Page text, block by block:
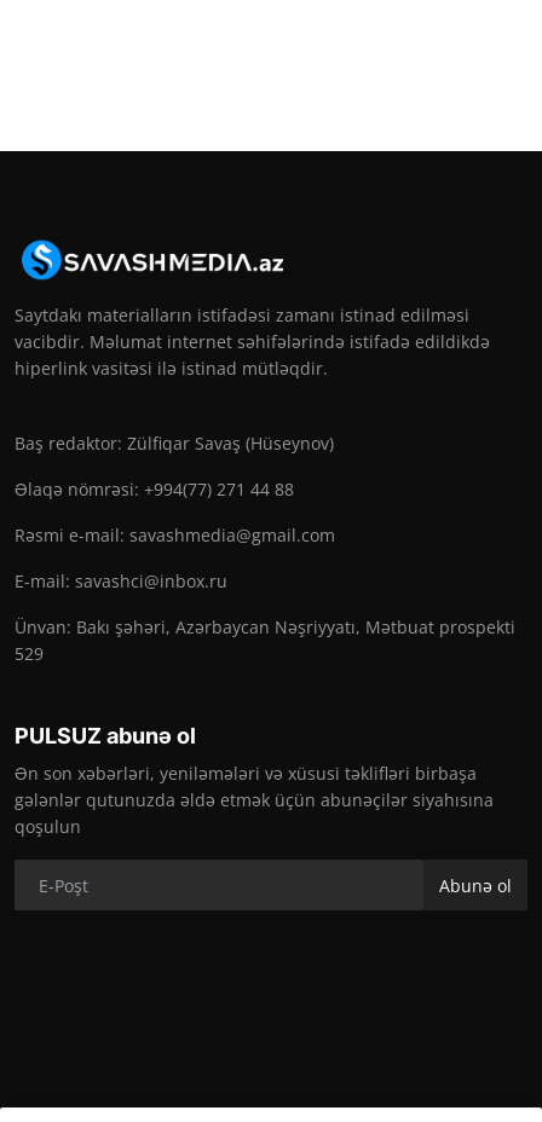
Saytdakı materialların istifadəsi zamanı istinad edilməsi
vacibdir. Məlumat internet səhifələrində istifadə edildikdə
hiperlink vasitəsi ilə istinad mütləqdir.
Baş redaktor: Zülfiqar Savaş (Hüseynov)
Əlaqə nömrəsi: +994(77) 271 44 88
Rəsmi e-mail: savashmedia@gmail.com
E-mail: savashci@inbox.ru
Ünvan: Bakı şəhəri, Azərbaycan Nəşriyyatı, Mətbuat prospekti
529
PULSUZ abunə ol
Ən son xəbərləri, yeniləmələri və xüsusi təklifləri birbaşa
gələnlər qutunuzda əldə etmək üçün abunəçilər siyahısına
qoşulun
Abunə ol